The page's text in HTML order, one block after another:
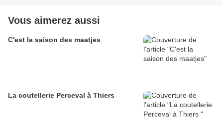
Vous aimerez aussi
C'est la saison des maatjes
La coutellerie Perceval à Thiers